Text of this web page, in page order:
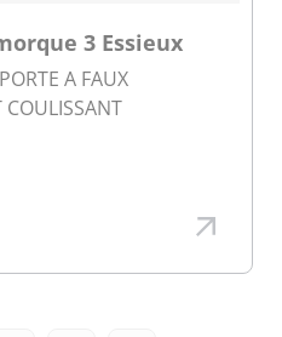
3 Essieux
A FAUX